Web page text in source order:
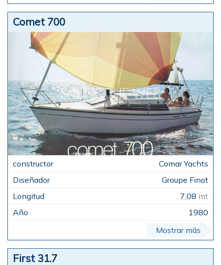
Comet 700
Comar Yachts
Groupe Finot
7,08 mt
1980
Mostrar más
First 31.7